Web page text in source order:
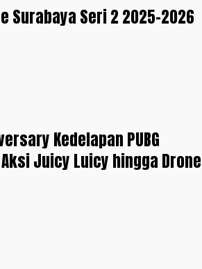
Surabaya Seri 2 2025-2026
Kedelapan PUBG
Juicy Luicy hingga Drone